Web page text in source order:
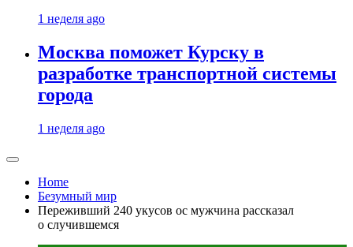
1 неделя ago
Москва поможет Курску в
разработке транспортной системы
города
1 неделя ago
Home
Безумный мир
Переживший 240 укусов ос мужчина рассказал
о случившемся